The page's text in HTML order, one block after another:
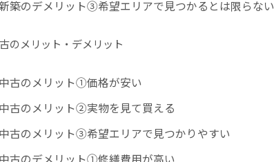
築のデメリット③希望エリアで見つかるとは限らない
のメリット・デメリット
古のメリット①価格が安い
古のメリット②実物を見て買える
古のメリット③希望エリアで見つかりやすい